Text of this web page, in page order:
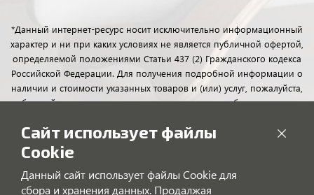
*Данный интернет-ресурс носит исключительно информационный
характер и ни при каких условиях не является публичной офертой,
определяемой положениями Статьи 437 (2) Гражданского кодекса
Российской Федерации. Для получения подробной информации о
наличии и стоимости указанных товаров и (или) услуг, пожалуйста,
обращайтесь к менеджерам отдела клиентского обслуживания с
Сайт использует файлы
Cookie
Данный сайт использует файлы Cookie для
сбора и хранения данных. Продалжая